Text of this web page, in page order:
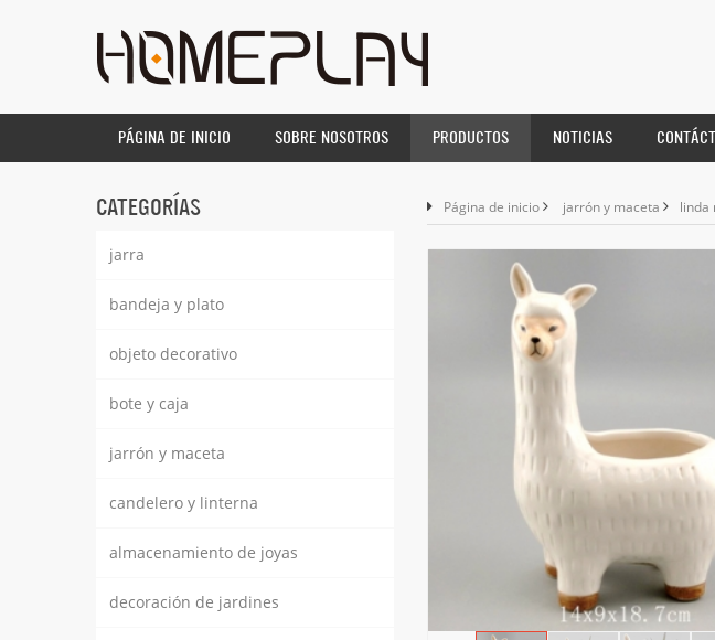
PÁGINA DE INICIO SOBRE NOSOTROS PRODUCTOS NOTICIAS
CATEGORÍAS
jarra
bandeja y plato
objeto decorativo
bote y caja
jarrón y maceta
candelero y linterna
almacenamiento de joyas
decoración de jardines
Página de inicio jarrón y maceta linda